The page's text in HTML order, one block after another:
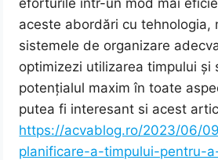
aceste abordări cu tehnologia,
sistemele de organizare
optimizezi utilizarea timpului și
potențialul maxim în toate
putea fi interesant si acest
https://acvablog.ro/2023/06/
planificare-a-timpului-pentru-